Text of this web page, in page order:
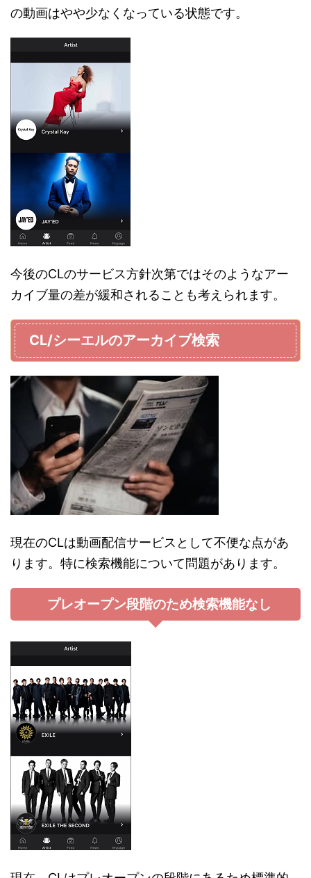
の動画はやや少なくなっている状態です。
今後のCLのサービス方針次第ではそのようなアー
カイブ量の差が緩和されることも考えられます。
CL/シーエルのアーカイブ検索
現在のCLは動画配信サービスとして不便な点があ
ります。特に検索機能について問題があります。
プレオープン段階のため検索機能なし